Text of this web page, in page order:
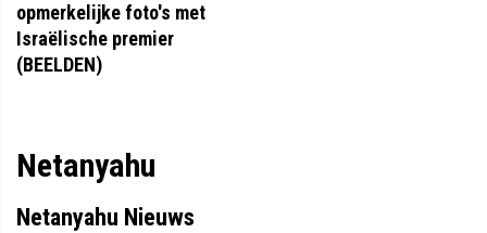
opmerkelijke foto's met
Israëlische premier
(BEELDEN)
Netanyahu
Netanyahu Nieuws